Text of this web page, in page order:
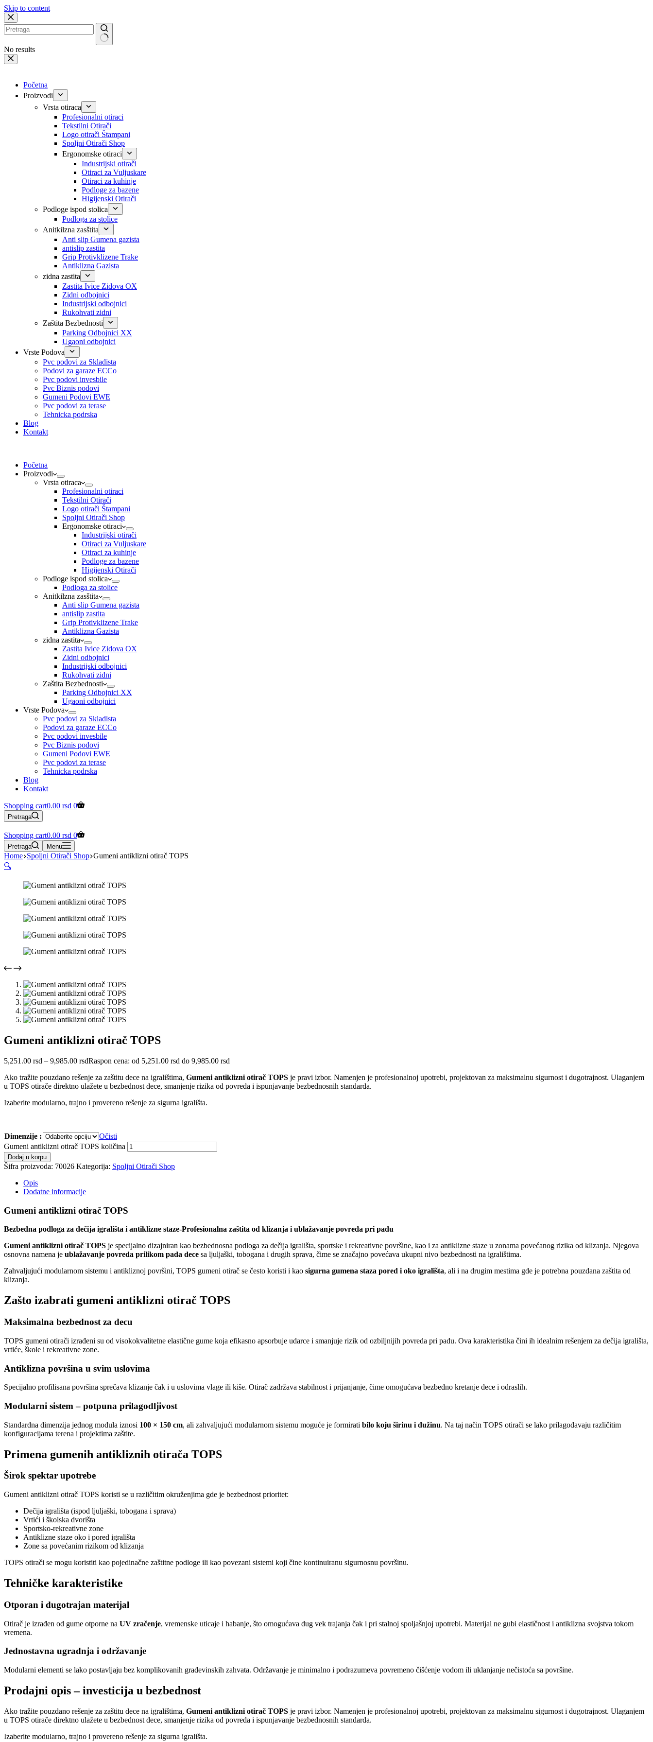
Skip to content
No results
Početna
Proizvodi
Vrsta otiraca
Profesionalni otiraci
Tekstilni Otirači
Logo otirači Štampani
Spoljni Otirači Shop
Ergonomske otiraci
Industrijski otirači
Otiraci za Vuljuskare
Otiraci za kuhinje
Podloge za bazene
Higijenski Otirači
Podloge ispod stolica
Podloga za stolice
Anitkilzna zasštita
Anti slip Gumena gazista
antislip zastita
Grip Protivklizene Trake
Antiklizna Gazista
zidna zastita
Zastita Ivice Zidova OX
Zidni odbojnici
Industrijski odbojnici
Rukohvati zidni
Zaštita Bezbednosti
Parking Odbojnici XX
Ugaoni odbojnici
Vrste Podova
Pvc podovi za Skladista
Podovi za garaze ECCo
Pvc podovi invesbile
Pvc Biznis podovi
Gumeni Podovi EWE
Pvc podovi za terase
Tehnicka podrska
Blog
Kontakt
Početna
Proizvodi
Vrsta otiraca
Profesionalni otiraci
Tekstilni Otirači
Logo otirači Štampani
Spoljni Otirači Shop
Ergonomske otiraci
Industrijski otirači
Otiraci za Vuljuskare
Otiraci za kuhinje
Podloge za bazene
Higijenski Otirači
Podloge ispod stolica
Podloga za stolice
Anitkilzna zasštita
Anti slip Gumena gazista
antislip zastita
Grip Protivklizene Trake
Antiklizna Gazista
zidna zastita
Zastita Ivice Zidova OX
Zidni odbojnici
Industrijski odbojnici
Rukohvati zidni
Zaštita Bezbednosti
Parking Odbojnici XX
Ugaoni odbojnici
Vrste Podova
Pvc podovi za Skladista
Podovi za garaze ECCo
Pvc podovi invesbile
Pvc Biznis podovi
Gumeni Podovi EWE
Pvc podovi za terase
Tehnicka podrska
Blog
Kontakt
Shopping cart0.00 rsd 0
Pretraga
Shopping cart0.00 rsd 0
Pretraga Menu
Home Spoljni Otirači Shop Gumeni antiklizni otirač TOPS
🔍
Gumeni antiklizni otirač TOPS
5,251.00 rsd – 9,985.00 rsdRaspon cena: od 5,251.00 rsd do 9,985.00 rsd
Ako tražite pouzdano rešenje za zaštitu dece na igralištima, Gumeni antiklizni otirač TOPS je pravi izbor. Namenjen je profesionalnoj upotrebi, projektovan za maksimalnu sigurnost i dugotrajnost. Ulaganjem
u TOPS otirače direktno ulažete u bezbednost dece, smanjenje rizika od povreda i ispunjavanje bezbednosnih standarda.
Izaberite modularno, trajno i provereno rešenje za sigurna igrališta.
Dimenzije :
Očisti
Gumeni antiklizni otirač TOPS količina
Dodaj u korpu
Šifra proizvoda: 70026 Kategorija: Spoljni Otirači Shop
Opis
Dodatne informacije
Gumeni antiklizni otirač TOPS
Bezbedna podloga za dečija igrališta i antiklizne staze-Profesionalna zaštita od klizanja i ublažavanje povreda pri padu
Gumeni antiklizni otirač TOPS je specijalno dizajniran kao bezbednosna podloga za dečija igrališta, sportske i rekreativne površine, kao i za antiklizne staze u zonama povećanog rizika od klizanja. Njegova
osnovna namena je ublažavanje povreda prilikom pada dece sa ljuljaški, tobogana i drugih sprava, čime se značajno povećava ukupni nivo bezbednosti na igralištima.
Zahvaljujući modularnom sistemu i antikliznoj površini, TOPS gumeni otirač se često koristi i kao sigurna gumena staza pored i oko igrališta, ali i na drugim mestima gde je potrebna pouzdana zaštita od
klizanja.
Zašto izabrati gumeni antiklizni otirač TOPS
Maksimalna bezbednost za decu
TOPS gumeni otirači izrađeni su od visokokvalitetne elastične gume koja efikasno apsorbuje udarce i smanjuje rizik od ozbiljnijih povreda pri padu. Ova karakteristika čini ih idealnim rešenjem za dečija igrališta,
vrtiće, škole i rekreativne zone.
Antiklizna površina u svim uslovima
Specijalno profilisana površina sprečava klizanje čak i u uslovima vlage ili kiše. Otirač zadržava stabilnost i prijanjanje, čime omogućava bezbedno kretanje dece i odraslih.
Modularni sistem – potpuna prilagodljivost
Standardna dimenzija jednog modula iznosi 100 × 150 cm, ali zahvaljujući modularnom sistemu moguće je formirati bilo koju širinu i dužinu. Na taj način TOPS otirači se lako prilagođavaju različitim
konfiguracijama terena i projektima zaštite.
Primena gumenih antikliznih otirača TOPS
Širok spektar upotrebe
Gumeni antiklizni otirač TOPS koristi se u različitim okruženjima gde je bezbednost prioritet:
Dečija igrališta (ispod ljuljaški, tobogana i sprava)
Vrtići i školska dvorišta
Sportsko-rekreativne zone
Antiklizne staze oko i pored igrališta
Zone sa povećanim rizikom od klizanja
TOPS otirači se mogu koristiti kao pojedinačne zaštitne podloge ili kao povezani sistemi koji čine kontinuiranu sigurnosnu površinu.
Tehničke karakteristike
Otporan i dugotrajan materijal
Otirač je izrađen od gume otporne na UV zračenje, vremenske uticaje i habanje, što omogućava dug vek trajanja čak i pri stalnoj spoljašnjoj upotrebi. Materijal ne gubi elastičnost i antiklizna svojstva tokom
vremena.
Jednostavna ugradnja i održavanje
Modularni elementi se lako postavljaju bez komplikovanih građevinskih zahvata. Održavanje je minimalno i podrazumeva povremeno čišćenje vodom ili uklanjanje nečistoća sa površine.
Prodajni opis – investicija u bezbednost
Ako tražite pouzdano rešenje za zaštitu dece na igralištima, Gumeni antiklizni otirač TOPS je pravi izbor. Namenjen je profesionalnoj upotrebi, projektovan za maksimalnu sigurnost i dugotrajnost. Ulaganjem
u TOPS otirače direktno ulažete u bezbednost dece, smanjenje rizika od povreda i ispunjavanje bezbednosnih standarda.
Izaberite modularno, trajno i provereno rešenje za sigurna igrališta.